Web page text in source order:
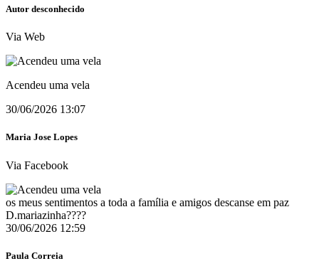
Autor desconhecido
Via Web
Acendeu uma vela
30/06/2026 13:07
Maria Jose Lopes
Via Facebook
os meus sentimentos a toda a família e amigos descanse em paz
D.mariazinha????️
30/06/2026 12:59
Paula Correia